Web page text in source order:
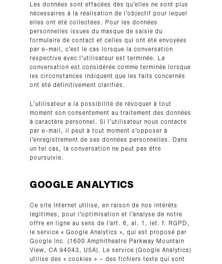
Les données sont effacées dès qu’elles ne sont plus
nécessaires à la réalisation de l’objectif pour lequel
elles ont été collectées. Pour les données
personnelles issues du masque de saisie du
formulaire de contact et celles qui ont été envoyées
par e-mail, c’est le cas lorsque la conversation
respective avec l’utilisateur est terminée. La
conversation est considérée comme terminée lorsque
les circonstances indiquent que les faits concernés
ont été définitivement clarifiés.
L’utilisateur a la possibilité de révoquer à tout
moment son consentement au traitement des données
à caractère personnel. Si l’utilisateur nous contacte
par e-mail, il peut à tout moment s’opposer à
l’enregistrement de ses données personnelles. Dans
un tel cas, la conversation ne peut pas être
poursuivie.
GOOGLE ANALYTICS
Ce site Internet utilise, en raison de nos intérêts
légitimes, pour l’optimisation et l’analyse de notre
offre en ligne au sens de l’art. 6, al. 1, let. f. RGPD,
le service « Google Analytics », qui est proposé par
Google Inc. (1600 Amphitheatre Parkway Mountain
View, CA 94043, USA). Le service (Google Analytics)
utilise des « cookies » – des fichiers texte qui sont